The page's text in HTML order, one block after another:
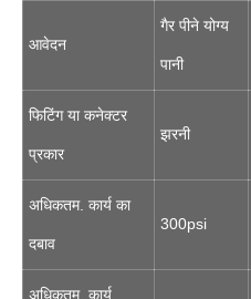
आवेदन
गैर पीने योग्य
पानी
फिटिंग या कनेक्टर
प्रकार
झरनी
अधिकतम. कार्य का
दबाव
300psi
अधिकतम. कार्य